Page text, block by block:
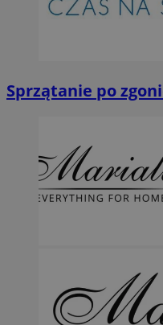
Sprzątanie po